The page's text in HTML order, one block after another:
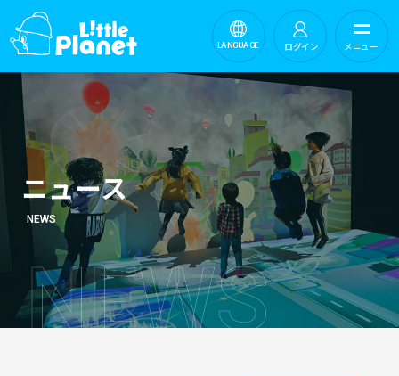
ログイン
LANGUAGE メニュー
ニュース
NEWS
NEWS